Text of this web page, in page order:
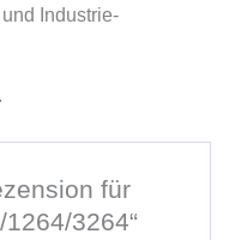
Industrie-
für
3264“